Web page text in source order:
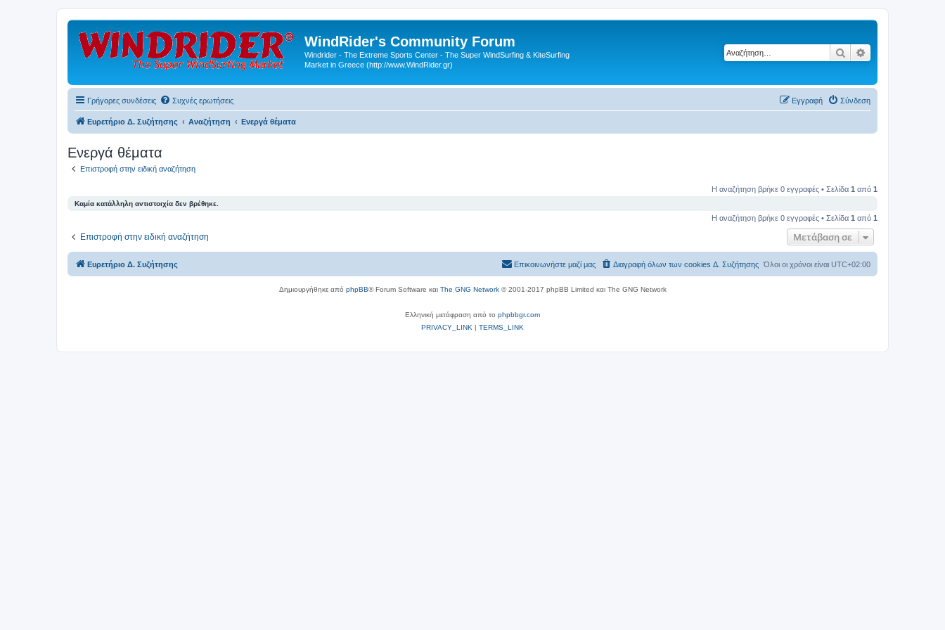
WindRider's Community Forum
Windrider - The Extreme Sports Center - The Super WindSurfing & KiteSurfing
Market in Greece (http://www.WindRider.gr)
Αναζήτηση
Γρήγορες συνδέσεις Συχνές ερωτήσεις Σύνδεση
Εγγραφή
Ευρετήριο Δ. Συζήτησης Αναζήτηση Ενεργά θέματα
Ενεργά θέματα
Επιστροφή στην ειδική αναζήτηση
Η αναζήτηση βρήκε 0 εγγραφές • Σελίδα 1 από 1
Καμία κατάλληλη αντιστοιχία δεν βρέθηκε.
Η αναζήτηση βρήκε 0 εγγραφές • Σελίδα 1 από 1
Επιστροφή στην ειδική αναζήτηση Μετάβαση σε
Ευρετήριο Δ. Συζήτησης Όλοι οι χρόνοι είναι UTC+02:00
Διαγραφή όλων των cookies Δ. Συζήτησης
Επικοινωνήστε μαζί μας
Δημιουργήθηκε από phpBB® Forum Software και The GNG Network© 2001-2017 phpBB Limited και The GNG Network
Ελληνική μετάφραση από το phpbbgr.com
PRIVACY_LINK | TERMS_LINK